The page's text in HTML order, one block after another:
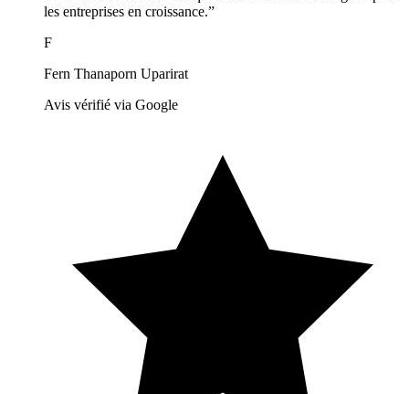
les entreprises en croissance.”
F
Fern Thanaporn Uparirat
Avis vérifié via Google